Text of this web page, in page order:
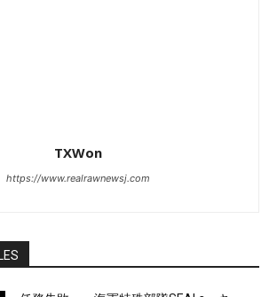
TXWon
https://www.realrawnewsj.com